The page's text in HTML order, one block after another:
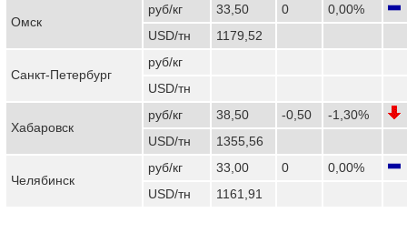
Омск
руб/кг 33,50 0
0,00%
USD/тн
1179,52
Санкт-Петербург
руб/кг
USD/тн
Хабаровск
руб/кг 38,50 -0,50
-1,30%
USD/тн
1355,56
Челябинск
руб/кг 33,00 0
0,00%
USD/тн
1161,91